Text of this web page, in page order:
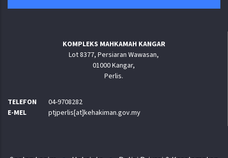
KOMPLEKS MAHKAMAH KANGAR
Lot 8377, Persiaran Wawasan,
01000 Kangar,
Perlis.
TELEFON
04-9708282
E-MEL
ptjperlis[at]kehakiman.gov.my